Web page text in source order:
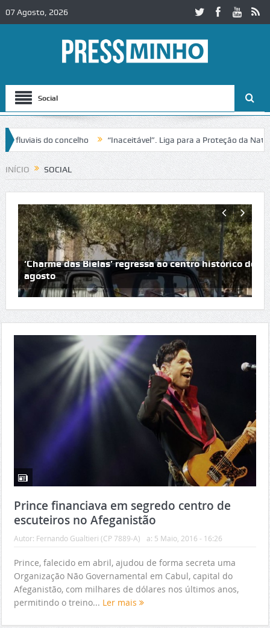
07 Agosto, 2026
Social
concelho “Inaceitável”. Liga para a Proteção da Natureza
INÍCIO SOCIAL
Famalicão Fashion confirma título de Cidade Têxtil
‘Charme das Bielas’ regressa ao centro histórico de
agosto
Prince financiava em segredo centro de
escuteiros no Afeganistão
Autor: Fernando Gualtieri (CP 7889-A) a: 5 Maio, 2016 - 16:26
Prince, falecido em abril, ajudou de forma secreta uma
Organização Não Governamental em Cabul, capital do
Afeganistão, com milhares de dólares nos últimos anos,
permitindo o treino... Ler mais